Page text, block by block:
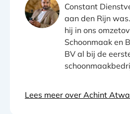
Constant
aan den Rijn
hij in ons
Schoonmaak en
BV al bij de
Lees meer over Achint